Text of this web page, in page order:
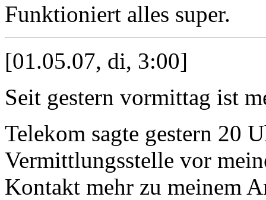
Funktioniert alles super.
[01.05.07, di, 3:00]
Seit gestern vormittag ist
Telekom sagte gestern 20
Vermittlungsstelle vor
Kontakt mehr zu meinem